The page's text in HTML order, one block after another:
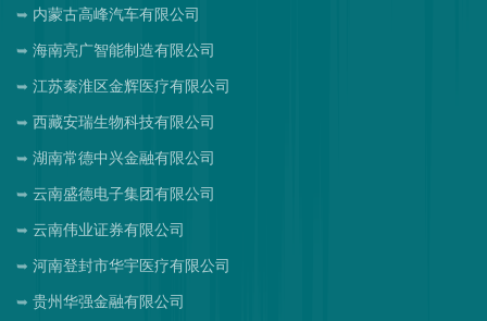
内蒙古高峰汽车有限公司
海南亮广智能制造有限公司
江苏秦淮区金辉医疗有限公司
西藏安瑞生物科技有限公司
湖南常德中兴金融有限公司
云南盛德电子集团有限公司
云南伟业证券有限公司
河南登封市华宇医疗有限公司
贵州华强金融有限公司